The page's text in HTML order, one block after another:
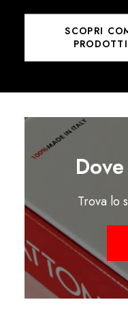
SCOPRI
Trova lo